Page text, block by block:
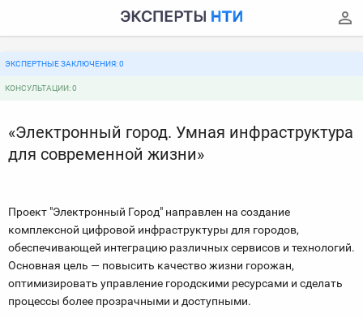
ЭКСПЕРТНЫЕ ЗАКЛЮЧЕНИЯ: 0
КОНСУЛЬТАЦИИ: 0
«Электронный город. Умная инфраструктура
для современной жизни»
Проект "Электронный Город" направлен на создание
комплексной цифровой инфраструктуры для городов,
обеспечивающей интеграцию различных сервисов и технологий.
Основная цель — повысить качество жизни горожан,
оптимизировать управление городскими ресурсами и сделать
процессы более прозрачными и доступными.